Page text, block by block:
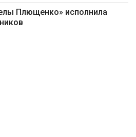
Плющенко» исполнила